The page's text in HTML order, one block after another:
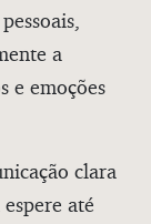
a
e emoções
clara
até